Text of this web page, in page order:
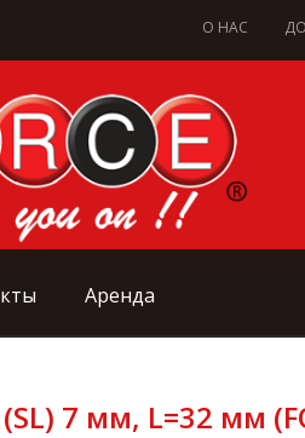
О НАС
Аренда
7 мм, L=32 мм